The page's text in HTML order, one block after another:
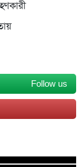
Follow us